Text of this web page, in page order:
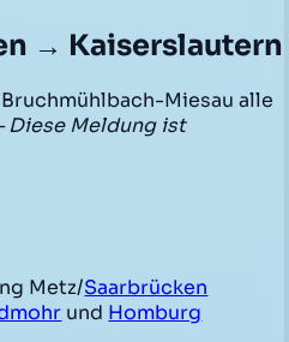
→ Kaiserslautern
Miesau alle
Diese Meldung ist
Metz/Saarbrücken
und Homburg